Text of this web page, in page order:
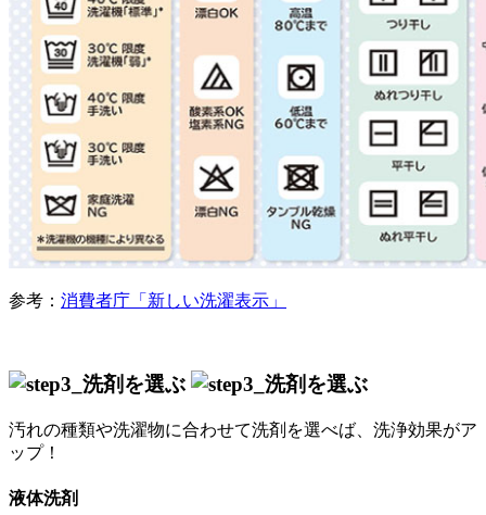
参考： 消費者庁「新しい洗濯表示」
汚れの種類や洗濯物に合わせて洗剤を選べば、洗浄効果がア
ップ！
液体洗剤